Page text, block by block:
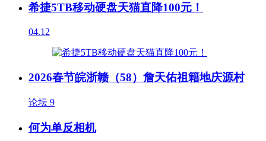
希捷5TB移动硬盘天猫直降100元！
04.12
2026春节皖浙赣（58）詹天佑祖籍地庆源村
论坛 9
何为单反相机